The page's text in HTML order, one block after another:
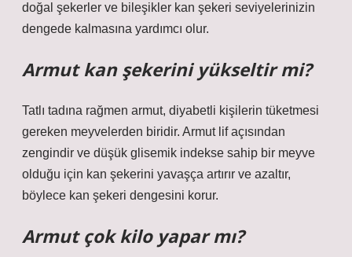
doğal şekerler ve bileşikler kan şekeri seviyelerinizin
dengede kalmasına yardımcı olur.
Armut kan şekerini yükseltir mi?
Tatlı tadına rağmen armut, diyabetli kişilerin tüketmesi
gereken meyvelerden biridir. Armut lif açısından
zengindir ve düşük glisemik indekse sahip bir meyve
olduğu için kan şekerini yavaşça artırır ve azaltır,
böylece kan şekeri dengesini korur.
Armut çok kilo yapar mı?